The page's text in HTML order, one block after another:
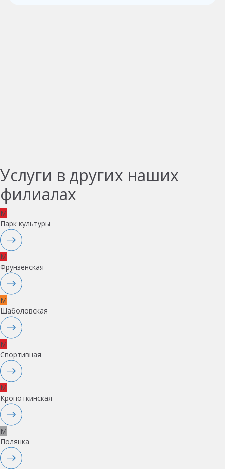
Услуги в других наших
филиалах
M
Парк культуры
M
Фрунзенская
M
Шаболовская
M
Спортивная
M
Кропоткинская
M
Полянка